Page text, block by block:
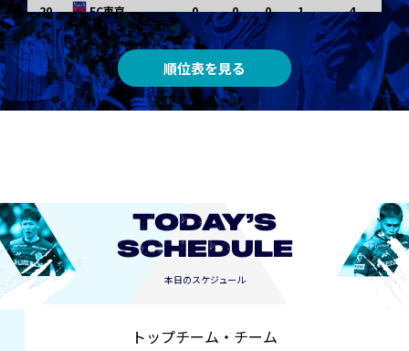
20 FC東京 0 0 0 1 -4
順位表を見る
TODAY’S
SCHEDULE
本日のスケジュール
トップチーム・チーム